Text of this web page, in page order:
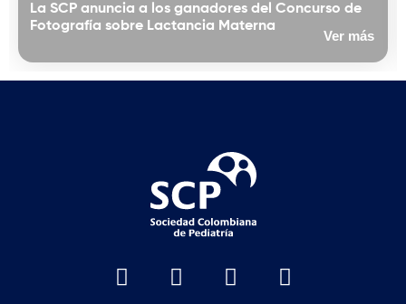
La SCP anuncia a los ganadores del Concurso de
Fotografía sobre Lactancia Materna
Ver más